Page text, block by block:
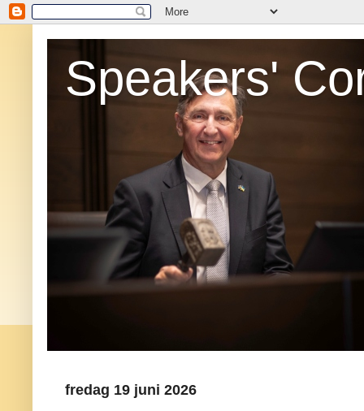
Speakers'
fredag 19 juni 2026